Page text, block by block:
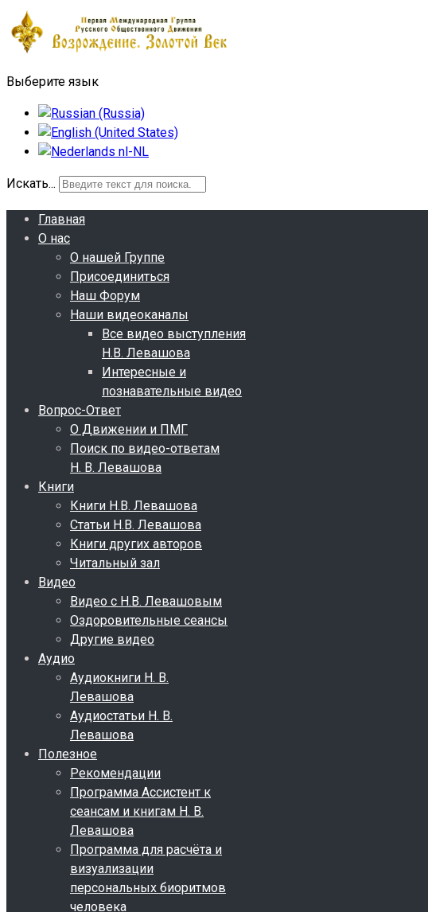
Выберите язык
Искать...
Главная
О нас
О нашей Группе
Присоединиться
Наш Форум
Наши видеоканалы
Все видео выступления
Н.В. Левашова
Интересные и
познавательные видео
Вопрос-Ответ
О Движении и ПМГ
Поиск по видео-ответам
Н. В. Левашова
Книги
Книги Н.В. Левашова
Статьи Н.В. Левашова
Книги других авторов
Читальный зал
Видео
Видео с Н.В. Левашовым
Оздоровительные сеансы
Другие видео
Аудио
Аудиокниги Н. В.
Левашова
Аудиостатьи Н. В.
Левашова
Полезное
Рекомендации
Программа Ассистент к
сеансам и книгам Н. В.
Левашова
Программа для расчёта и
визуализации
персональных биоритмов
человека